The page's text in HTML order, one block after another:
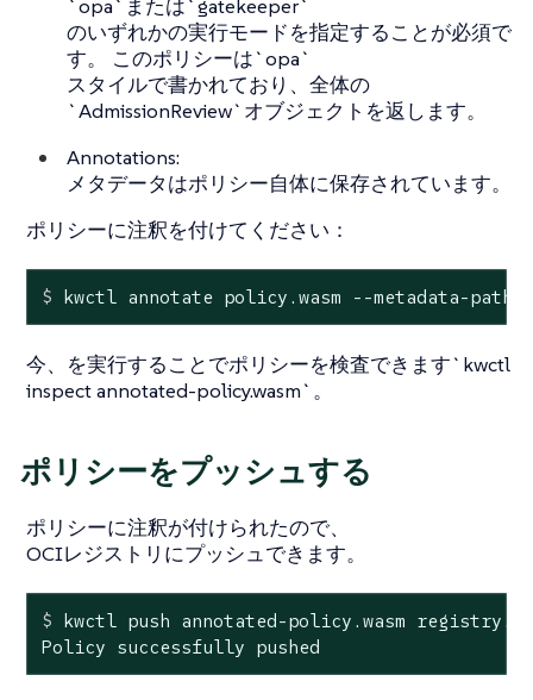
`opa`または`gatekeeper`
のいずれかの実行モードを指定することが必須で
す。 このポリシーは`opa`
スタイルで書かれており、全体の
`AdmissionReview`オブジェクトを返します。
Annotations:
メタデータはポリシー自体に保存されています。
ポリシーに注釈を付けてください：
$ kwctl annotate policy.wasm --metadata-path
今、を実行することでポリシーを検査できます`kwctl
inspect annotated-policy.wasm`。
ポリシーをプッシュする
ポリシーに注釈が付けられたので、
OCIレジストリにプッシュできます。
$ kwctl push annotated-policy.wasm
Policy successfully pushed